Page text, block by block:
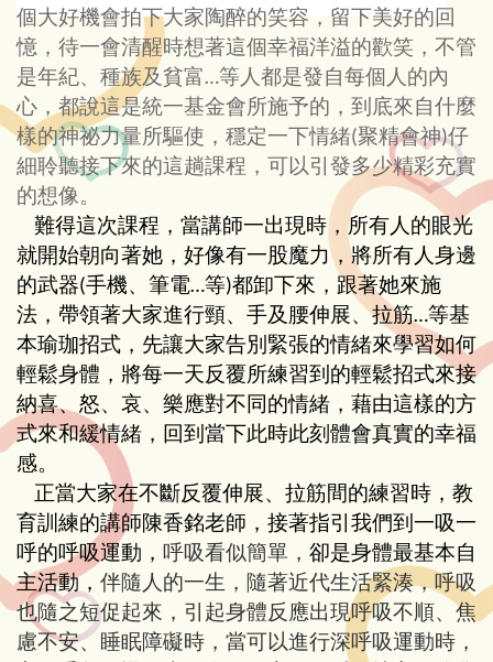
個大好機會拍下大家陶醉的笑容，留下美好的回
憶，待一會清醒時想著這個幸福洋溢的歡笑，不管
是年紀、種族及貧富…等人都是發自每個人的內
心，都說這是統一基金會所施予的，到底來自什麼
樣的神祕力量所驅使，穩定一下情緒(聚精會神)仔
細聆聽接下來的這趟課程，可以引發多少精彩充實
的想像。
難得這次課程，當講師一出現時，所有人的眼光
就開始朝向著她，好像有一股魔力，將所有人身邊
的武器(手機、筆電…等)都卸下來，跟著她來施
法，帶領著大家進行頸、手及腰伸展、拉筋…等基
本瑜珈招式，先讓大家告別緊張的情緒來學習如何
輕鬆身體，將每一天反覆所練習到的輕鬆招式來接
納喜、怒、哀、樂應對不同的情緒，藉由這樣的方
式來和緩情緒，回到當下此時此刻體會真實的幸福
感。
正當大家在不斷反覆伸展、拉筋間的練習時，教
育訓練的講師陳香銘老師，接著指引我們到一吸一
呼的呼吸運動， 呼吸看似簡單， 卻是身體最基本自
主活動， 伴隨人的一生，隨著近代生活緊湊，呼吸
也隨之短促起來，引起身體反應出現呼吸不順、焦
慮不安、睡眠障礙時，當可以進行深呼吸運動時，